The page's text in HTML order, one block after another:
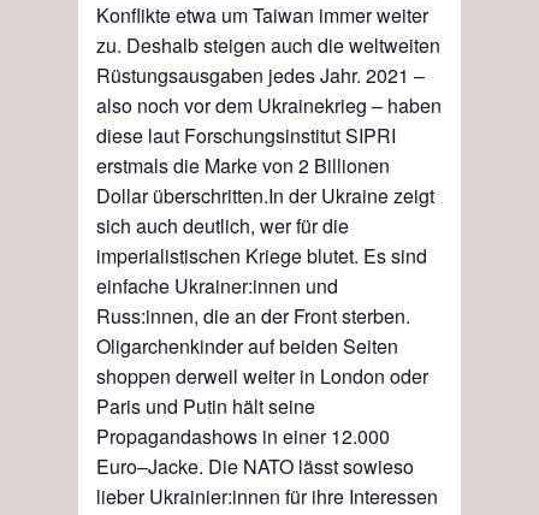
Konflikte etwa um Taiwan immer weiter
zu. Deshalb steigen auch die weltweiten
Rüstungsausgaben jedes Jahr. 2021 –
also noch vor dem Ukrainekrieg – haben
diese laut Forschungsinstitut SIPRI
erstmals die Marke von 2 Billionen
Dollar überschritten.In der Ukraine zeigt
sich auch deutlich, wer für die
imperialistischen Kriege blutet. Es sind
einfache Ukrainer:innen und
Russ:innen, die an der Front sterben.
Oligarchenkinder auf beiden Seiten
shoppen derweil weiter in London oder
Paris und Putin hält seine
Propagandashows in einer 12.000
Euro–Jacke. Die NATO lässt sowieso
lieber Ukrainier:innen für ihre Interessen